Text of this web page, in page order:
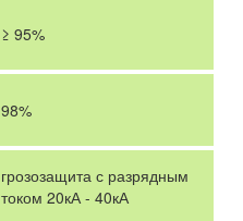
≥ 95%
98%
грозозащита с разрядным
током 20кА - 40кА